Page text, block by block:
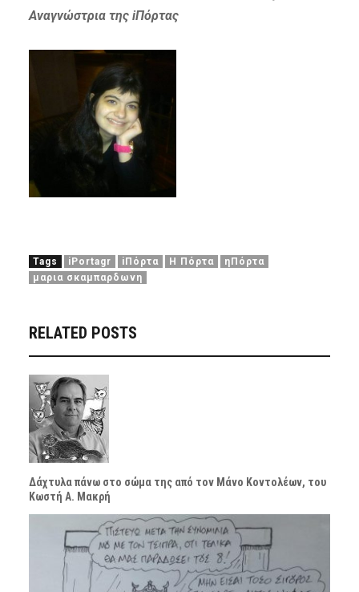
Αναγνώστρια της iΠόρτας
Tags iPortagr iΠόρτα Η Πόρτα
ηΠόρτα
μαρια σκαμπαρδωνη
RELATED POSTS
Δάχτυλα πάνω στο σώμα της από τον Μάνο Κοντολέων, του
Κωστή Α. Μακρή